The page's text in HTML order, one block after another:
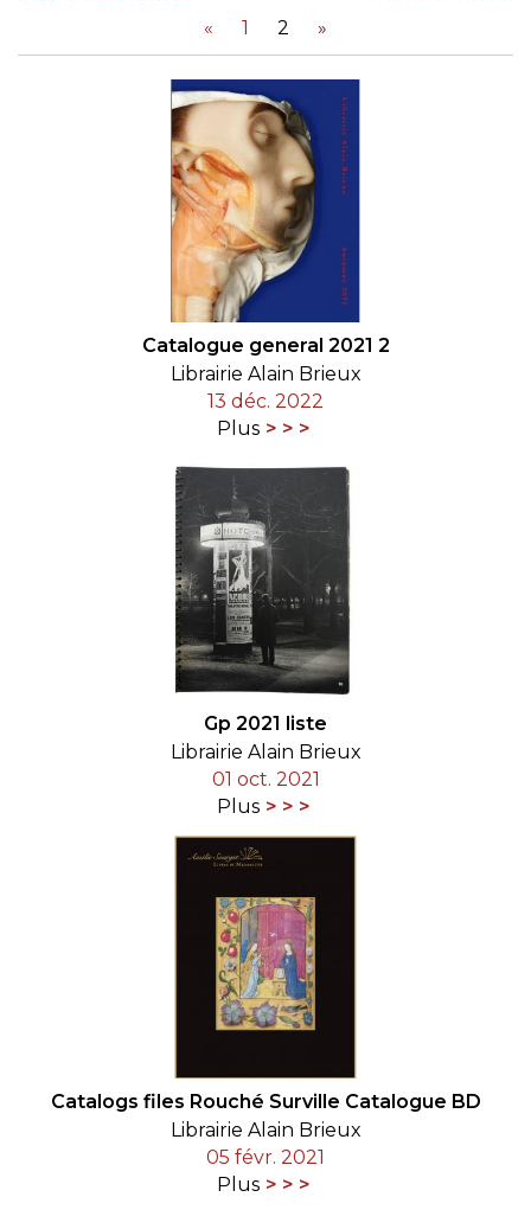
«
1 2 »
Catalogue general 2021 2
Librairie Alain Brieux
13 déc. 2022
Plus
Gp 2021 liste
Librairie Alain Brieux
01 oct. 2021
Plus
Catalogs files Rouché Surville Catalogue BD
Librairie Alain Brieux
05 févr. 2021
Plus